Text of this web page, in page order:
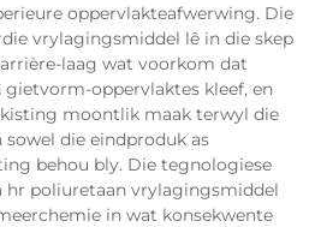
oppervlakteafwerwing. Die
vrylagingsmiddel lê in die skep
laag wat voorkom dat
oppervlaktes kleef, en
moontlik maak terwyl die
die eindproduk as
behou bly. Die tegnologiese
hr poliuretaan vrylagingsmiddel
in wat konsekwente